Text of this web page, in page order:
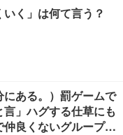
く」は何て言う？
ある。）罰ゲームで
言」ハグする仕草にも
良くないグループに